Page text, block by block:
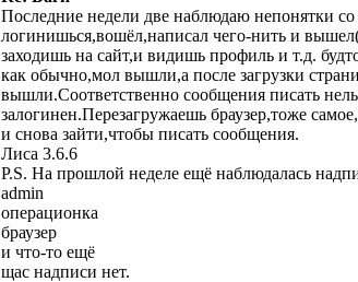
Последние недели две наблюдаю непонятки
логинишься,вошёл,написал чего-нить и
заходишь на сайт,и видишь профиль и т.д.
как обычно,мол вышли,а после загрузки
вышли.Соответственно сообщения писать
залогинен.Перезагружаешь браузер,тоже
и снова зайти,чтобы писать сообщения.
Лиса 3.6.6
P.S. На прошлой неделе ещё наблюдалась
admin
операционка
браузер
и что-то ещё
щас надписи нет.